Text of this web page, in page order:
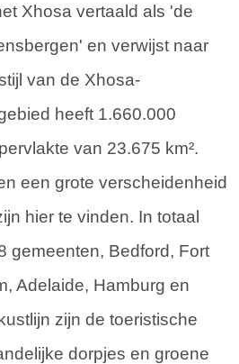
Xhosa vertaald als 'de
en verwijst naar
van de Xhosa-
heeft 1.660.000
van 23.675 km².
een grote verscheidenheid
hier te vinden. In totaal
gemeenten, Bedford, Fort
Adelaide, Hamburg en
zijn de toeristische
dorpjes en groene